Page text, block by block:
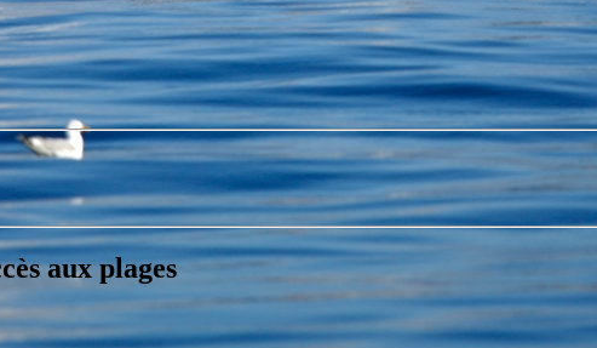
aux plages